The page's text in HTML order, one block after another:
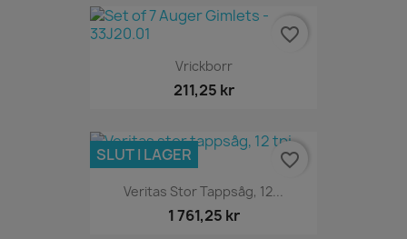
Vrickborr
211,25 kr
favorite_border
Veritas Stor Tappsåg, 12...
1 761,25 kr
SLUT I LAGER favorite_border